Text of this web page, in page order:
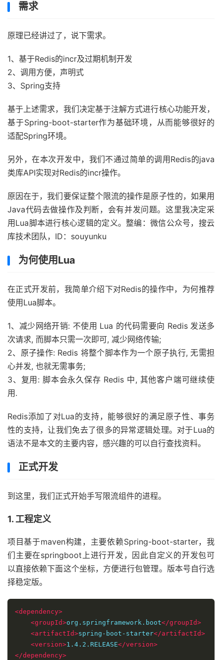
需求
原理已经讲过了，说下需求。
1、基于Redis的incr及过期机制开发
2、调用方便，声明式
3、Spring支持
基于上述需求，我们决定基于注解方式进行核心功能开发，
基于Spring-boot-starter作为基础环境，从而能够很好的
适配Spring环境。
另外，在本次开发中，我们不通过简单的调用Redis的java
类库API实现对Redis的incr操作。
原因在于，我们要保证整个限流的操作是原子性的，如果用
Java代码去做操作及判断，会有并发问题。这里我决定采
用Lua脚本进行核心逻辑的定义。整编：微信公众号，搜云
库技术团队，ID：souyunku
为何使用Lua
在正式开发前，我简单介绍下对Redis的操作中，为何推荐
使用Lua脚本。
1、减少网络开销: 不使用 Lua 的代码需要向 Redis 发送多
次请求, 而脚本只需一次即可, 减少网络传输;
2、原子操作: Redis 将整个脚本作为一个原子执行, 无需担
心并发, 也就无需事务;
3、复用: 脚本会永久保存 Redis 中, 其他客户端可继续使
用.
Redis添加了对Lua的支持，能够很好的满足原子性、事务
性的支持，让我们免去了很多的异常逻辑处理。对于Lua的
语法不是本文的主要内容，感兴趣的可以自行查找资料。
正式开发
到这里，我们正式开始手写限流组件的进程。
1. 工程定义
项目基于maven构建，主要依赖Spring-boot-starter，我
们主要在springboot上进行开发，因此自定义的开发包可
以直接依赖下面这个坐标，方便进行包管理。版本号自行选
择稳定版。
<dependency>
<groupId>org.springframework.boot</groupId>
<artifactId>spring-boot-starter</artifactId>
<version>1.4.2.RELEASE</version>
</dependency>